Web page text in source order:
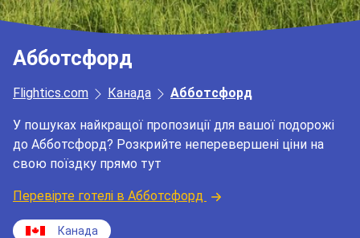
Абботсфорд
Flightics.com Канада Абботсфорд
У пошуках найкращої пропозиції для вашої подорожі
до Абботсфорд? Розкрийте неперевершені ціни на
свою поїздку прямо тут
Перевірте готелі в Абботсфорд
Канада